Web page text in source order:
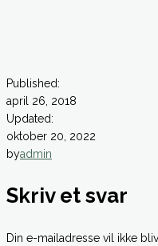
Published:
april 26, 2018
Updated:
oktober 20, 2022
byadmin
Skriv et svar
Din e-mailadresse vil ikke